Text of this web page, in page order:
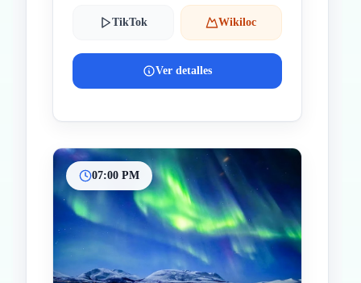
TikTok Wikiloc
Ver detalles
07:00 PM